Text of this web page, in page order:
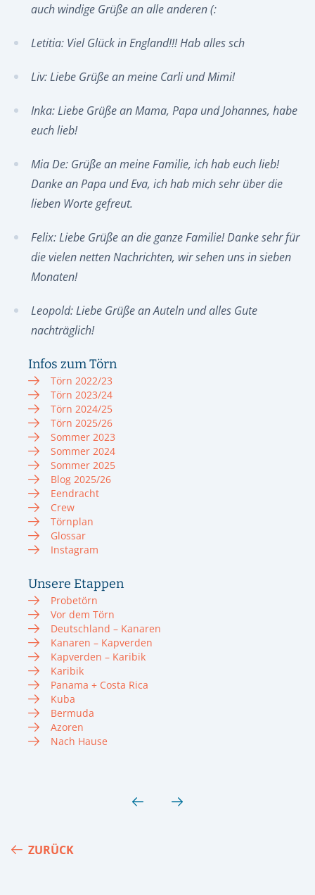
auch windige Grüße an alle anderen (:
Letitia: Viel Glück in England!!! Hab alles sch
Liv: Liebe Grüße an meine Carli und Mimi!
Inka: Liebe Grüße an Mama, Papa und Johannes, habe
euch lieb!
Mia De: Grüße an meine Familie, ich hab euch lieb!
Danke an Papa und Eva, ich hab mich sehr über die
lieben Worte gefreut.
Felix: Liebe Grüße an die ganze Familie! Danke sehr für
die vielen netten Nachrichten, wir sehen uns in sieben
Monaten!
Leopold: Liebe Grüße an Auteln und alles Gute
nachträglich!
Infos zum Törn
Törn 2022/23
Törn 2023/24
Törn 2024/25
Törn 2025/26
Sommer 2023
Sommer 2024
Sommer 2025
Blog 2025/26
Eendracht
Crew
Törnplan
Glossar
Instagram
Unsere Etappen
Probetörn
Vor dem Törn
Deutschland – Kanaren
Kanaren – Kapverden
Kapverden – Karibik
Karibik
Panama + Costa Rica
Kuba
Bermuda
Azoren
Nach Hause
ZURÜCK